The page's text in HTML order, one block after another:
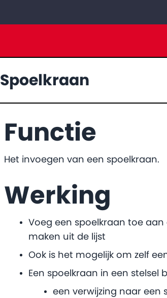
Spoelkraan
Functie
Het invoegen van een spoelkraan.
Werking
Voeg een spoelkraan toe
maken uit de lijst
Ook is het mogelijk om zelf
Een spoelkraan in een stelsel
een verwijzing naar een